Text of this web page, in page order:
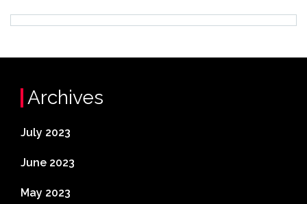
Archives
July 2023
June 2023
May 2023